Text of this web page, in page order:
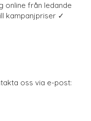
online från ledande
kampanjpriser ✓
oss via e-post: